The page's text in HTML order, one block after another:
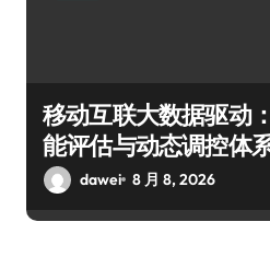
移动互联大数据驱动
能评估与动态调控体
dawei 8 月 8, 2026